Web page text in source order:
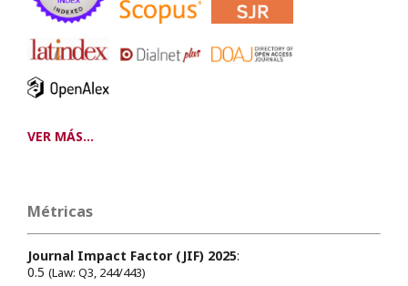
VER MÁS...
Métricas
Journal Impact Factor (JIF) 2025:
0.5 (Law: Q3, 244/443)